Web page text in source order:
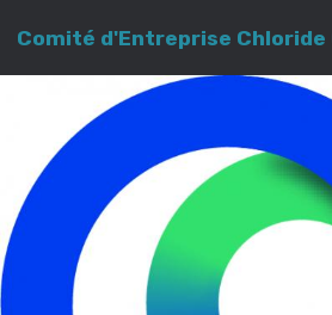
Comité d'Entreprise Chloride